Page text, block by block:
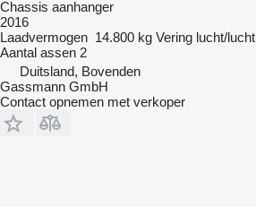
Chassis aanhanger
2016
Laadvermogen 14.800 kg Vering lucht/lucht
Aantal assen 2
Duitsland, Bovenden
Gassmann GmbH
Contact opnemen met verkoper